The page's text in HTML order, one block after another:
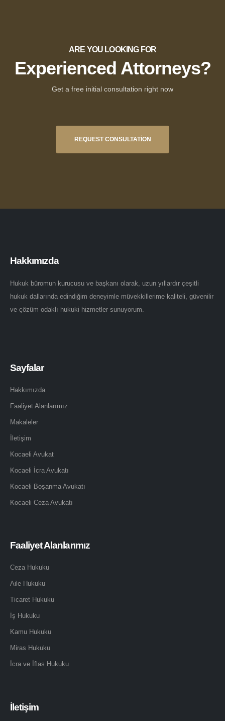
ARE YOU LOOKING FOR
Experienced Attorneys?
Get a free initial consultation right now
REQUEST CONSULTATION
Hakkımızda
Hukuk büromun kurucusu ve başkanı olarak, uzun yıllardır çeşitli
hukuk dallarında edindiğim deneyimle müvekkillerime kaliteli, güvenilir
ve çözüm odaklı hukuki hizmetler sunuyorum.
Sayfalar
Hakkımızda
Faaliyet Alanlarımız
Makaleler
İletişim
Kocaeli Avukat
Kocaeli İcra Avukatı
Kocaeli Boşanma Avukatı
Kocaeli Ceza Avukatı
Faaliyet Alanlarımız
Ceza Hukuku
Aile Hukuku
Ticaret Hukuku
İş Hukuku
Kamu Hukuku
Miras Hukuku
İcra ve İflas Hukuku
İletişim